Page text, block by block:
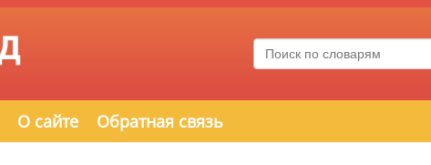
О сайте Обратная связь